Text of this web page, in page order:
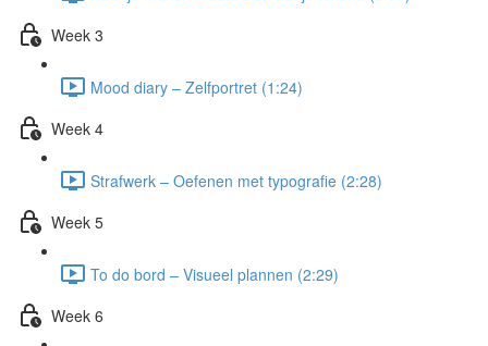
Week 3
Mood diary – Zelfportret (1:24)
Week 4
Strafwerk – Oefenen met typografie (2:28)
Week 5
To do bord – Visueel plannen (2:29)
Week 6